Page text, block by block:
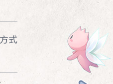
式
神官 / 祭
聖騎士 /